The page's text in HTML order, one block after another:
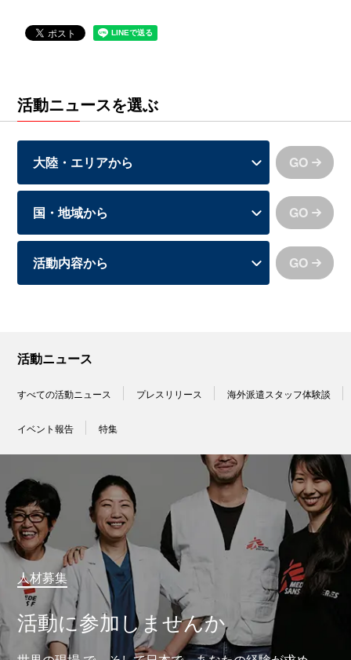
活動ニュースを選ぶ
GO
GO
GO
活動ニュース
すべての活動ニュース プレスリリース 海外派遣スタッフ体験談
イベント報告 特集
人材募集
活動に参加しませんか